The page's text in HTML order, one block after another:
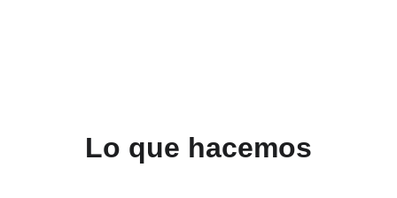
Lo que hacemos